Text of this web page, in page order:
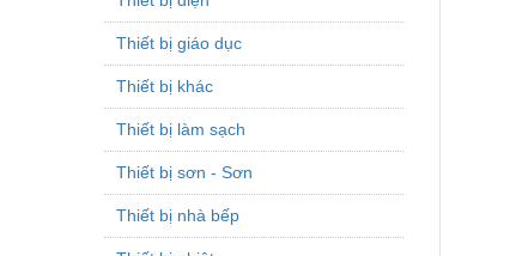
Thiết bị giáo dục
Thiết bị khác
Thiết bị làm sạch
Thiết bị sơn - Sơn
Thiết bị nhà bếp